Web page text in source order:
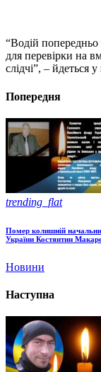
“Водій попередньо
для перевірки на
слідчі”, – йдеться
Попередня
trending_flat
Помер колишній
України Костянтин
Новини
Наступна